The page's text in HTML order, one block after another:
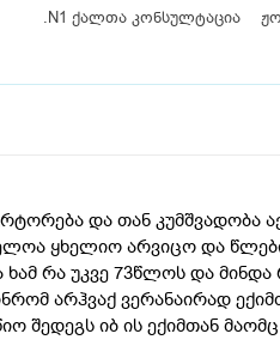
.N1 ქალთა კონსულტაცია
და თან კუმშვადობა
ყხელიო არვიცო და
ხამ რა უკვე 73წლოს და
არჰვაქ ვერანაირად
შედეგს იბ ის ექიმთან